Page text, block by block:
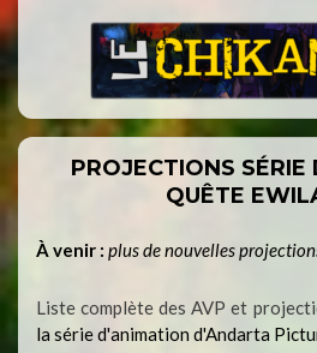
PROJECTIONS SÉRIE
QUÊTE
À venir : plus de nouvelles
Liste complète des AVP et
la série d'animation d'Andarta